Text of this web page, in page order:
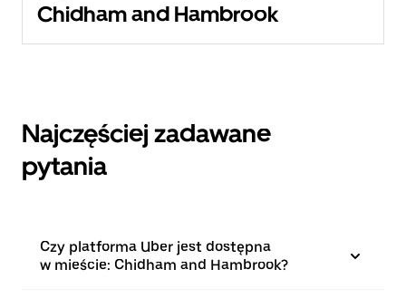
Chidham and Hambrook
Najczęściej zadawane
pytania
Czy platforma Uber jest dostępna
w mieście: Chidham and Hambrook?